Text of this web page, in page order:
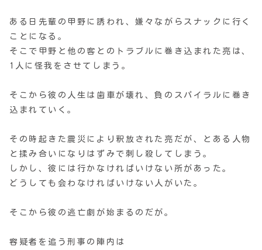
ある日先輩の甲野に誘われ、嫌々ながらスナックに行く
ことになる。
そこで甲野と他の客とのトラブルに巻き込まれた亮は、
1人に怪我をさせてしまう。
そこから彼の人生は歯車が壊れ、負のスパイラルに巻き
込まれていく。
その時起きた震災により釈放された亮だが、とある人物
と揉み合いになりはずみで刺し殺してしまう。
しかし、彼には行かなければいけない所があった。
どうしても会わなければいけない人がいた。
そこから彼の逃亡劇が始まるのだが。
容疑者を追う刑事の陣内は